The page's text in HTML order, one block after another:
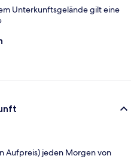
Unterkunftsgelände gilt eine
Aufpreis) jeden Morgen von